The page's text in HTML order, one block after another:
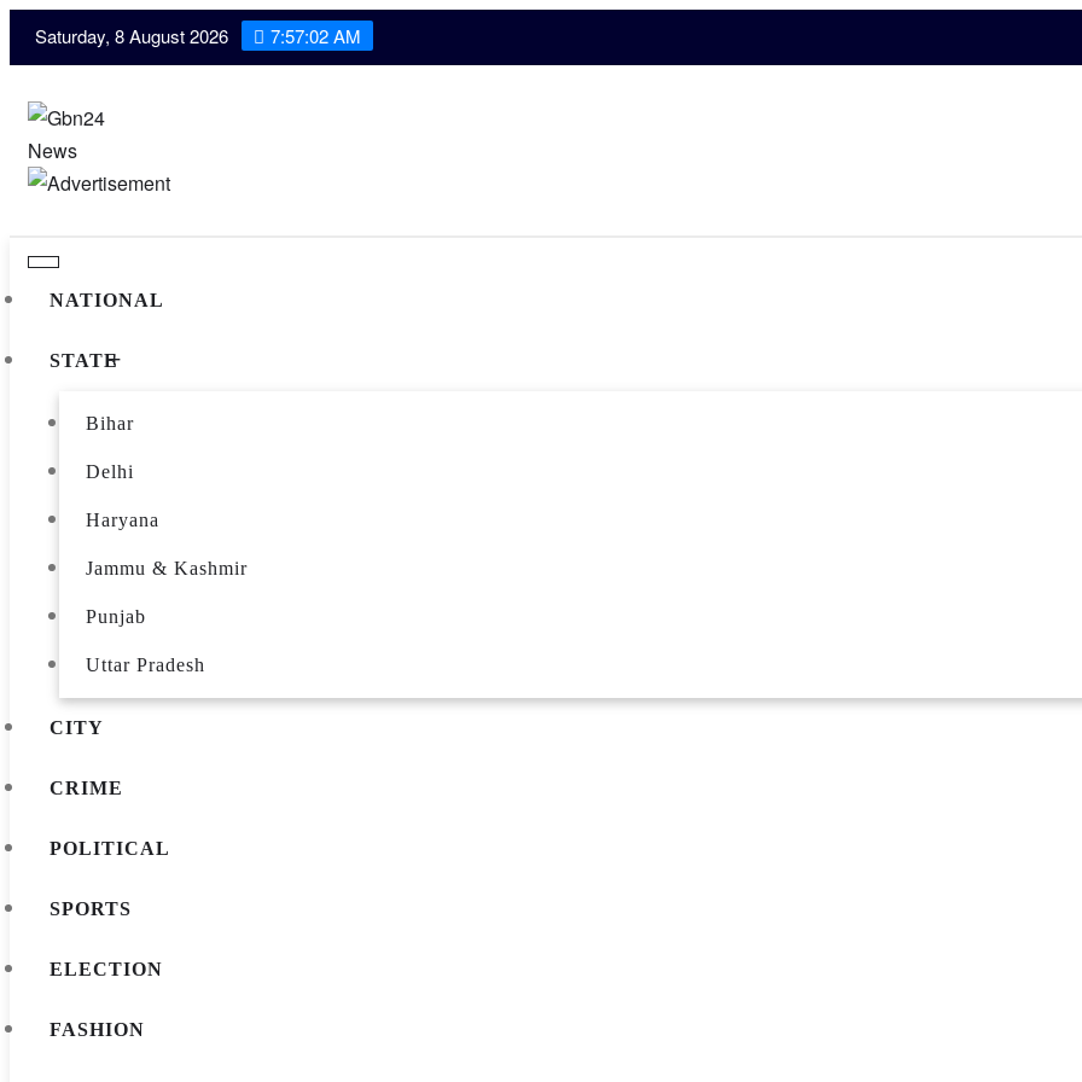
SkipSaturday, 8 August 2026 7:57:03 AM
NATIONAL
STATE
Bihar
Delhi
Haryana
Jammu & Kashmir
Punjab
Uttar Pradesh
CITY
CRIME
POLITICAL
SPORTS
ELECTION
FASHION